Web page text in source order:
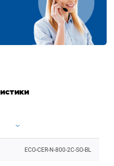
ECO-CER-N-800-2C-SO-BL